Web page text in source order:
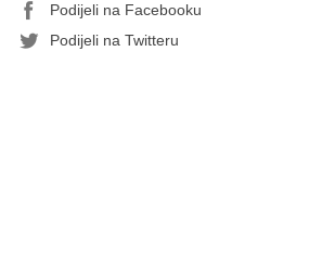
Podijeli na Facebooku
Podijeli na Twitteru